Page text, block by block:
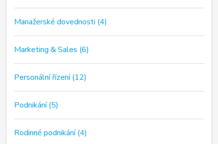
Manažerské dovednosti (4)
Marketing & Sales (6)
Personální řízení (12)
Podnikání (5)
Rodinné podnikání (4)